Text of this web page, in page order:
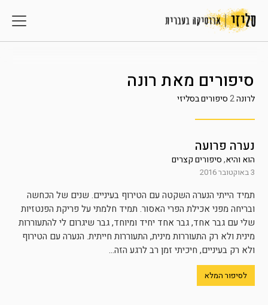
סיפורים מאת רונה
לרונה2סיפורים בסליזי
נערה פרועה
הוא והיא,סיפורים קצרים
3 באוקטובר 2016
תמיד הייתי הנערה השקטה עם הטירוף בעיניים. שנים של הכחשה
ובריחה מפני אכילת הפרי האסור. תמיד חלמתי על פריקת הפנטזיות
שלי עם גבר אחד, גבר אחד יחיד ומיוחד, גבר שיגרום לי להתעוררות
מינית ולא רק התעוררות מינית, התעוררות חייתית. הנערה עם הטירוף
ולא רק בעיניים, חיכיתי זמן רב לרגע הזה...
לסיפור המלא